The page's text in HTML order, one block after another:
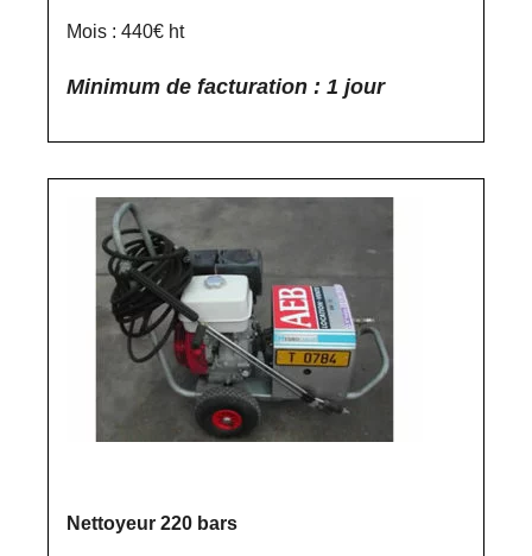
Mois : 440€ ht
Minimum de facturation : 1 jour
Nettoyeur 220 bars